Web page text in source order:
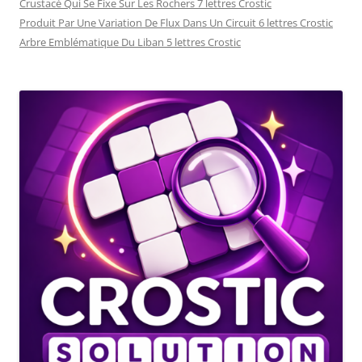
Crustacé Qui Se Fixe Sur Les Rochers 7 lettres Crostic
Produit Par Une Variation De Flux Dans Un Circuit 6 lettres Crostic
Arbre Emblématique Du Liban 5 lettres Crostic